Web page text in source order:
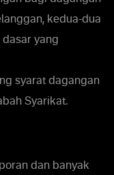
kedua-dua
yang
syarat dagangan
Syarikat.
dan banyak